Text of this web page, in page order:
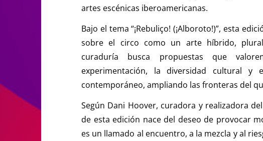
artes escénicas iberoamericanas.
Bajo el tema “¡Rebuliço! (¡Alboroto!)”, esta
sobre el circo como un arte híbrido,
curaduría busca propuestas que
experimentación, la diversidad cultural
contemporáneo, ampliando las fronteras del
Según Dani Hoover, curadora y realizadora
de esta edición nace del deseo de provocar
es un llamado al encuentro, a la mezcla y al